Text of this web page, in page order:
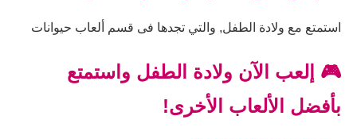
استمتع مع ولادة الطفل, والتي تجدها فى قسم ألعاب حيوانات
🎮 إلعب الآن ولادة الطفل واستمتع
بأفضل الألعاب الأخرى!